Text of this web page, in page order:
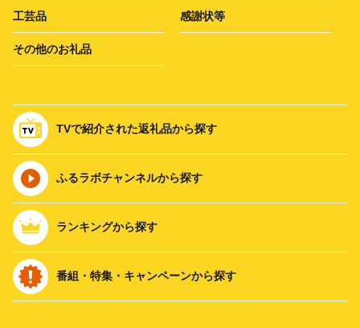
工芸品 感謝状等
その他のお礼品
TVで紹介された返礼品から探す
ふるラボチャンネルから探す
ランキングから探す
番組・特集・キャンペーンから探す